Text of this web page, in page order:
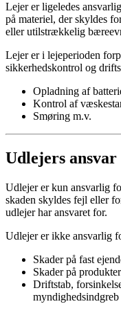
Lejer er ligeledes
på materiel, der skyldes
eller utilstrækkelig
Lejer er i lejeperioden
sikkerhedskontrol og
Opladning af
Kontrol af
Smøring m.v.
Udlejers ansvar
Udlejer er kun ansvarlig
skaden skyldes fejl eller
udlejer har ansvaret for.
Udlejer er ikke ansvarlig
Skader på fast
Skader på
Driftstab,
myndighedsindgreb